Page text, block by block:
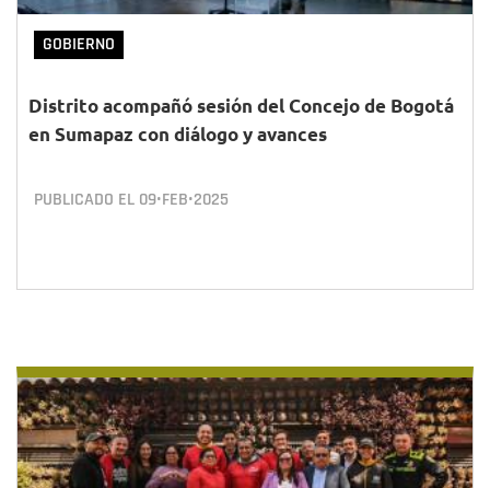
GOBIERNO
Distrito acompañó sesión del Concejo de Bogotá
en Sumapaz con diálogo y avances
PUBLICADO EL 09•FEB•2025